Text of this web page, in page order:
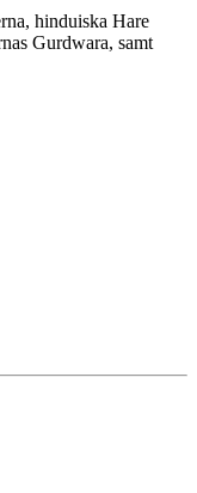
hinduiska Hare
Gurdwara, samt